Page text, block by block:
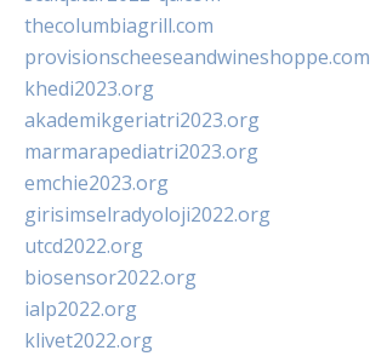
thecolumbiagrill.com
provisionscheeseandwineshoppe.com
khedi2023.org
akademikgeriatri2023.org
marmarapediatri2023.org
emchie2023.org
girisimselradyoloji2022.org
utcd2022.org
biosensor2022.org
ialp2022.org
klivet2022.org